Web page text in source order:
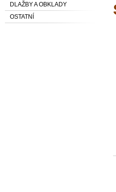
DLAŽBY A OBKLADY
OSTATNÍ